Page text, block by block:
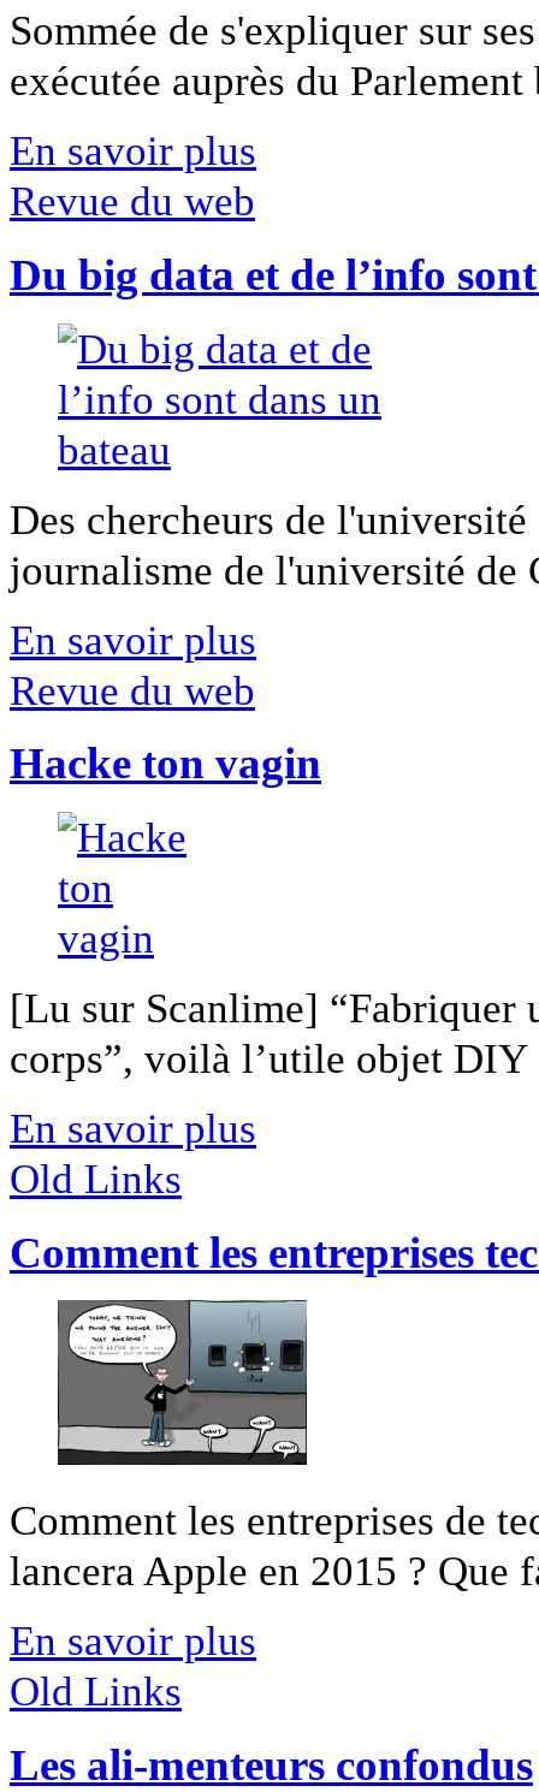
Sommée de s'expliquer sur
exécutée auprès du
En savoir plus
Revue du web
Du big data et de l’info
Des chercheurs de
journalisme de l'université
En savoir plus
Revue du web
Hacke ton vagin
[Lu sur Scanlime] “Fabriquer
corps”, voilà l’utile objet
En savoir plus
Old Links
Comment les entreprises
Comment les entreprises de
lancera Apple en 2015 ? Que
En savoir plus
Old Links
Les ali-menteurs confondus